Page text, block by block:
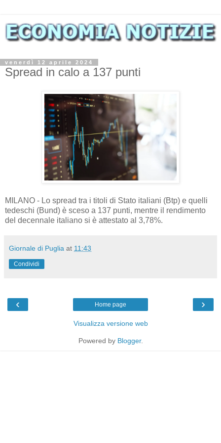
venerdì 12 aprile 2024
Spread in calo a 137 punti
MILANO - Lo spread tra i titoli di Stato italiani (Btp) e quelli
tedeschi (Bund) è sceso a 137 punti, mentre il rendimento
del decennale italiano si è attestato al 3,78%.
Giornale di Puglia at 11:43
Condividi
‹ ›
Home page
Visualizza versione web
Powered by Blogger.